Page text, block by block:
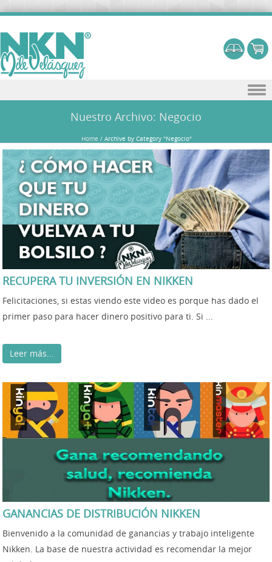
Nuestro Archivo: Negocio
Home / Archive by Category "Negocio"
RECUPERA TU INVERSIÓN EN NIKKEN
Felicitaciones, si estas viendo este video es porque has dado el
primer paso para hacer dinero positivo para ti. Si ...
Leer más...
GANANCIAS DE DISTRIBUCIÓN NIKKEN
Bienvenido a la comunidad de ganancias y trabajo inteligente
Nikken. La base de nuestra actividad es recomendar la mejor